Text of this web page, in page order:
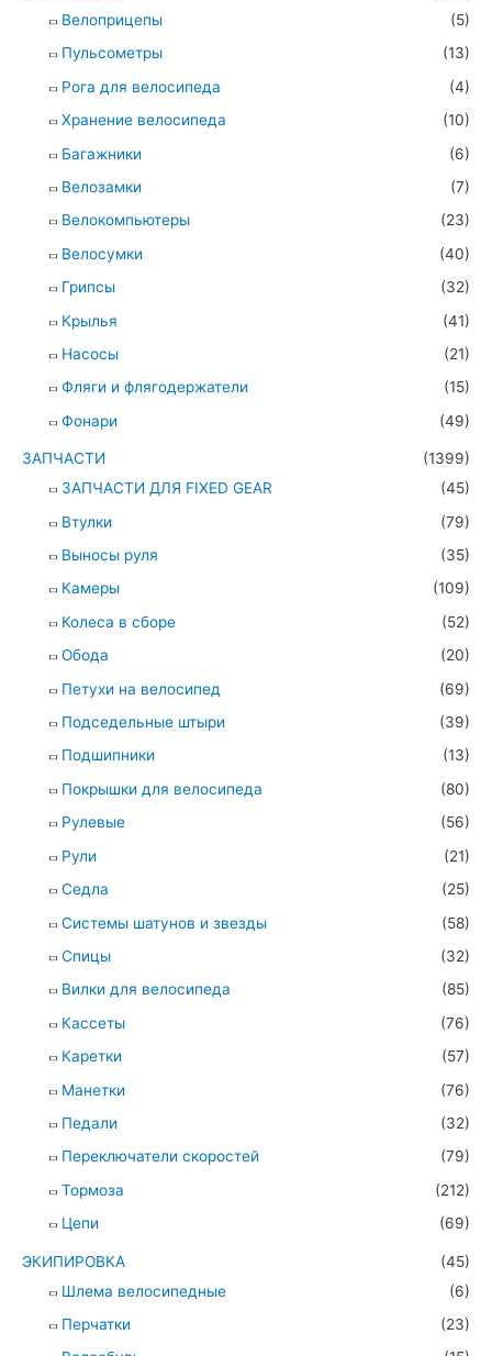
Велоприцепы
(5)
Пульсометры
(13)
Рога для велосипеда
(4)
Хранение велосипеда
(10)
Багажники
(6)
Велозамки
(7)
Велокомпьютеры
(23)
Велосумки
(40)
Грипсы
(32)
Крылья
(41)
Насосы
(21)
Фляги и флягодержатели
(15)
Фонари
(49)
ЗАПЧАСТИ
(1399)
ЗАПЧАСТИ ДЛЯ FIXED GEAR
(45)
Втулки
(79)
Выносы руля
(35)
Камеры
(109)
Колеса в сборе
(52)
Обода
(20)
Петухи на велосипед
(69)
Подседельные штыри
(39)
Подшипники
(13)
Покрышки для велосипеда
(80)
Рулевые
(56)
Рули
(21)
Седла
(25)
Системы шатунов и звезды
(58)
Спицы
(32)
Вилки для велосипеда
(85)
Кассеты
(76)
Каретки
(57)
Манетки
(76)
Педали
(32)
Переключатели скоростей
(79)
Тормоза
(212)
Цепи
(69)
ЭКИПИРОВКА
(45)
Шлема велосипедные
(6)
Перчатки
(23)